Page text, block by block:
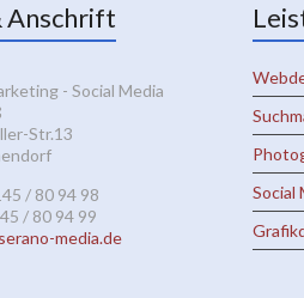
Anschrift
- Social Media
Str.13
/ 80 94 98
/ 80 94 99
media.de
Social